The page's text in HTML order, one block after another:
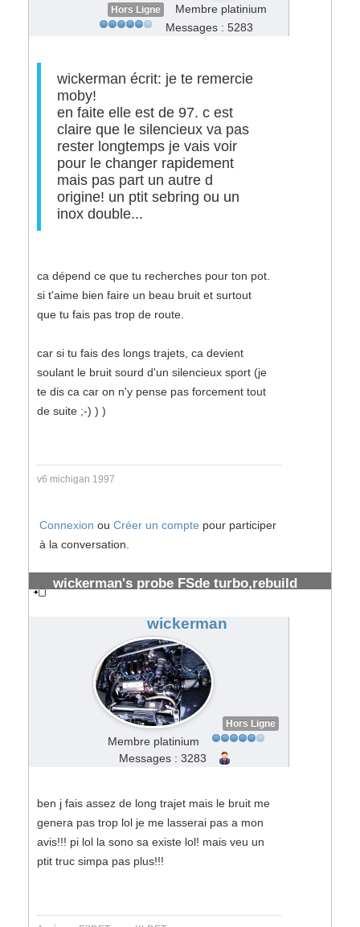
Hors Ligne
Membre platinium
Messages : 5283
wickerman écrit: je te remercie
moby!
en faite elle est de 97. c est
claire que le silencieux va pas
rester longtemps je vais voir
pour le changer rapidement
mais pas part un autre d
origine! un ptit sebring ou un
inox double...
ca dépend ce que tu recherches pour ton pot.
si t'aime bien faire un beau bruit et surtout
que tu fais pas trop de route.
car si tu fais des longs trajets, ca devient
soulant le bruit sourd d'un silencieux sport (je
te dis ca car on n'y pense pas forcement tout
de suite ;-) ) )
v6 michigan 1997
Connexion ou Créer un compte pour participer
à la conversation.
wickerman's probe FSde turbo,rebuild
wickerman
Hors Ligne
Membre platinium
Messages : 3283
ben j fais assez de long trajet mais le bruit me
genera pas trop lol je me lasserai pas a mon
avis!!! pi lol la sono sa existe lol! mais veu un
ptit truc simpa pas plus!!!